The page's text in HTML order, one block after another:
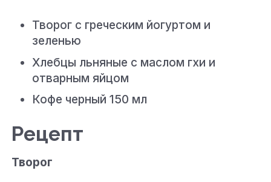
Творог с греческим йогуртом и
зеленью
Хлебцы льняные с маслом гхи и
отварным яйцом
Кофе черный 150 мл
Рецепт
Творог